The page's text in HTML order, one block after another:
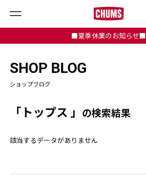
■夏季休業のお知らせ■
SHOP BLOG
ショップブログ
「トップス 」 の検索結果
該当するデータがありません